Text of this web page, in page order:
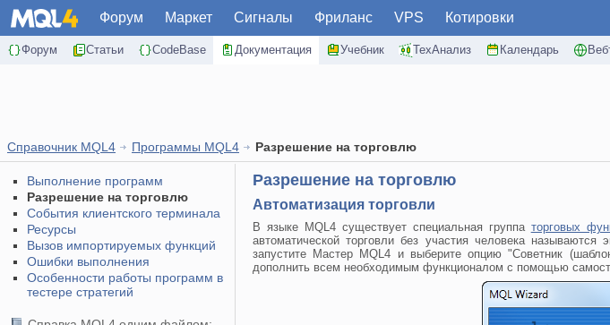
Форум Маркет Сигналы Фриланс VPS Котировки
Форум Статьи CodeBase Документация Учебник ТехАнализ Календарь
Справочник MQL4 Программы MQL4 Разрешение на торговлю
Выполнение программ
Разрешение на торговлю
События клиентского терминала
Ресурсы
Вызов импортируемых функций
Ошибки выполнения
Особенности работы программ в
тестере стратегий
Разрешение на торговлю
Автоматизация торговли
В языке MQL4 существует специальная группа торговых
автоматической торговли без участия человека
запустите Мастер MQL4 и выберите опцию "Советник
дополнить всем необходимым функционалом с помощью